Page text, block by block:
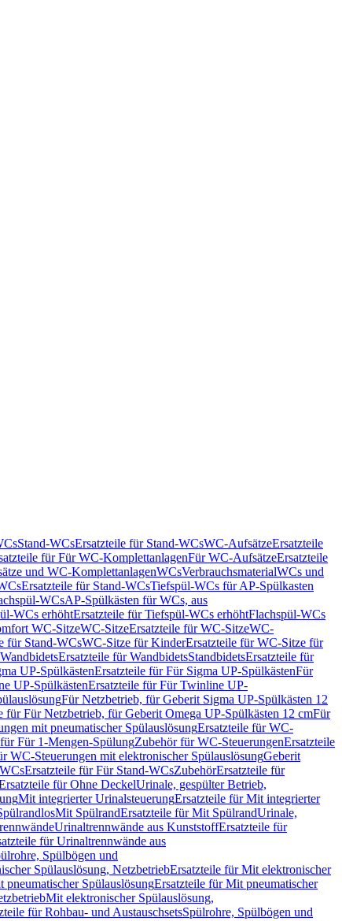
Stand-WCsErsatzteile für Stand-WCsWC-AufsätzeErsatzteile
für Für WC-KomplettanlagenFür WC-AufsätzeErsatzteile
und WC-KomplettanlagenWCsVerbrauchsmaterialWCs und
Ersatzteile für Stand-WCsTiefspül-WCs für AP-Spülkasten
WCsAP-Spülkästen für WCs, aus
WCs erhöhtErsatzteile für Tiefspül-WCs erhöhtFlachspül-WCs
WC-SitzeWC-SitzeErsatzteile für WC-SitzeWC-
für Stand-WCsWC-Sitze für KinderErsatzteile für WC-Sitze für
WandbidetsErsatzteile für WandbidetsStandbidetsErsatzteile für
UP-SpülkästenErsatzteile für Für Sigma UP-SpülkästenFür
UP-SpülkästenErsatzteile für Für Twinline UP-
Für Netzbetrieb, für Geberit Sigma UP-Spülkästen 12
für Für Netzbetrieb, für Geberit Omega UP-Spülkästen 12 cmFür
mit pneumatischer SpülauslösungErsatzteile für WC-
Für 1-Mengen-SpülungZubehör für WC-SteuerungenErsatzteile
WC-Steuerungen mit elektronischer SpülauslösungGeberit
Ersatzteile für Für Stand-WCsZubehörErsatzteile für
für Ohne DeckelUrinale, gespülter Betrieb,
Mit integrierter UrinalsteuerungErsatzteile für Mit integrierter
Mit SpülrandErsatzteile für Mit SpülrandUrinale,
Urinaltrennwände aus KunststoffErsatzteile für
für Urinaltrennwände aus
Spülbögen und
Spülauslösung, NetzbetriebErsatzteile für Mit elektronischer
pneumatischer SpülauslösungErsatzteile für Mit pneumatischer
Mit elektronischer Spülauslösung,
für Rohbau- und AustauschsetsSpülrohre, Spülbögen und